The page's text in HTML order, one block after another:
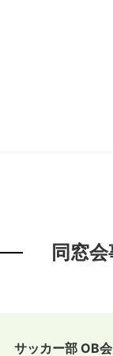
同窓
サッカー部 OB